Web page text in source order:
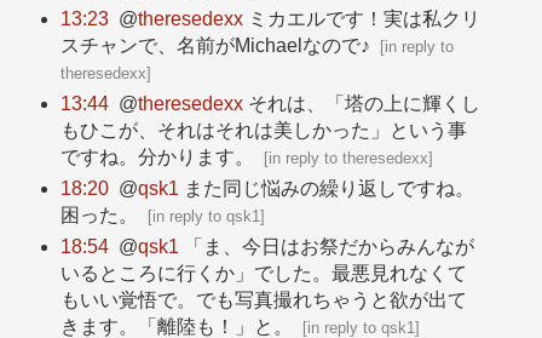
13:23 @theresedexxミカエルです！実は私クリ
スチャンで、名前がMichaelなので♪ [in reply to
theresedexx]
13:44 @theresedexxそれは、「塔の上に輝くし
もひこが、それはそれは美しかった」という事
ですね。分かります。
[in reply to theresedexx]
18:20 @qsk1 また同じ悩みの繰り返しですね。
困った。
[in reply to qsk1 ]
18:54 @qsk1 「ま、今日はお祭だからみんなが
いるところに行くか」でした。最悪見れなくて
もいい覚悟で。でも写真撮れちゃうと欲が出て
きます。「離陸も！」と。
[in reply to qsk1 ]